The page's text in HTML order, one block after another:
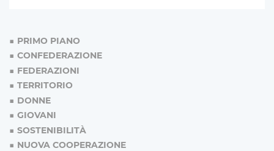
PRIMO PIANO
CONFEDERAZIONE
FEDERAZIONI
TERRITORIO
DONNE
GIOVANI
SOSTENIBILITÀ
NUOVA COOPERAZIONE